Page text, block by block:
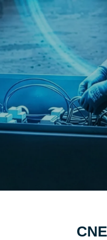
Un projet en tête ?